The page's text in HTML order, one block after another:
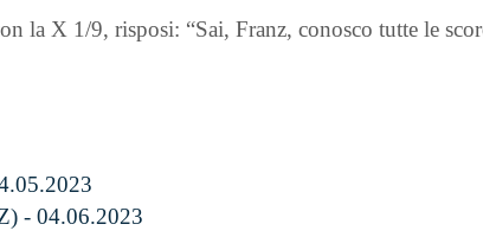
la X 1/9, risposi: “Sai, Franz, conosco tutte le
- 04.06.2023